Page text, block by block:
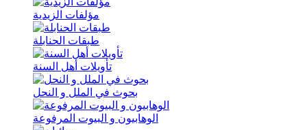
مؤلفات الزیدیة
طبقات الحنابلة
تأویلات أهل السنة
بحوث في الملل و النحل
الوهابیون و البیوت المرفوعة